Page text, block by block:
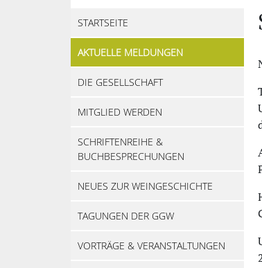
STARTSEITE
AKTUELLE MELDUNGEN
DIE GESELLSCHAFT
MITGLIED WERDEN
SCHRIFTENREIHE &
BUCHBESPRECHUNGEN
NEUES ZUR WEINGESCHICHTE
TAGUNGEN DER GGW
VORTRÄGE & VERANSTALTUNGEN